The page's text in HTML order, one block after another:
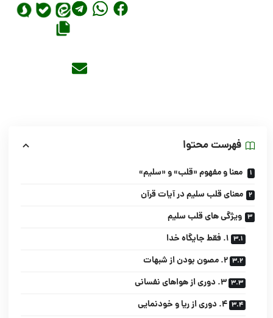
فهرست محتوا
معنا و مفهوم «قلب» و «سلیم»‌
معنای قلب سلیم در آیات قرآن
ویژگی های قلب سلیم
۱. فقط جایگاه خدا
۲. مصون بودن از شبهات
۳. دوری از هواهای نفسانی
۴. دوری از ریا و خودنمایی